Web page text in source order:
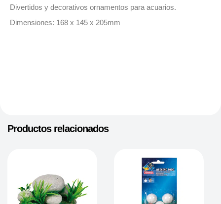
Divertidos y decorativos ornamentos para acuarios.
Dimensiones: 168 x 145 x 205mm
Productos relacionados